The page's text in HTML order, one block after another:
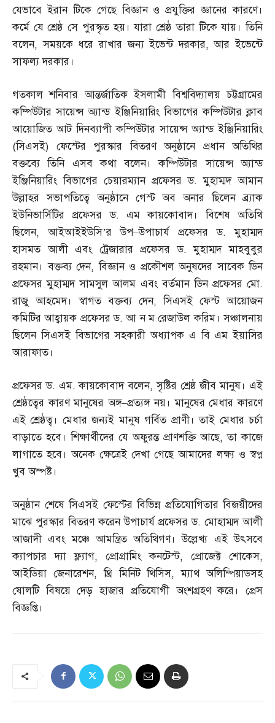
যেভাবে ইরান টিকে গেছে বিজ্ঞান ও প্রযুক্তির জ্ঞানের কারণে।
কর্মে যে শ্রেষ্ঠ সে পুরস্কৃত হয়। যারা শ্রেষ্ঠ তারা টিকে যায়। তিনি
বলেন,সময়কে ধরে রাখার জন্য ইভেন্ট দরকার,আর ইভেন্টে
সাফল্য দরকার।
গতকাল শনিবার আন্তর্জাতিক ইসলামী বিশ্ববিদ্যালয় চট্টগ্রামের
কম্পিউটার সায়েন্স অ্যান্ড ইঞ্জিনিয়ারিং বিভাগের কম্পিউটার ক্লাব
আয়োজিত আট দিনব্যাপী কম্পিউটার সায়েন্স অ্যান্ড ইঞ্জিনিয়ারিং
(সিএসই) ফেস্টের পুরস্কার বিতরণ অনুষ্ঠানে প্রধান অতিথির
বক্তব্যে তিনি এসব কথা বলেন। কম্পিউটার সায়েন্স অ্যান্ড
ইঞ্জিনিয়ারিং বিভাগের চেয়ারম্যান প্রফেসর ড.মুহাম্মদ আমান
উল্লাহর সভাপতিত্বে অনুষ্ঠানে গেস্ট অব অনার ছিলেন ব্র্যাক
ইউনিভার্সিটির প্রফেসর ড.এম কায়কোবাদ। বিশেষ অতিথি
ছিলেন,আইআইইউসি’র উপ–উপাচার্য প্রফেসর ড.মুহাম্মদ
হাসমত আলী এবং ট্রেজারার প্রফেসর ড.মুহাম্মদ মাহবুবুর
রহমান। বক্তব্য দেন,বিজ্ঞান ও প্রকৌশল অনুষদের সাবেক ডিন
প্রফেসর মুহাম্মদ সামসুল আলম এবং বর্তমান ডিন প্রফেসর মো.
রাজু আহমেদ। স্বাগত বক্তব্য দেন,সিএসই ফেস্ট আয়োজন
কমিটির আহ্বায়ক প্রফেসর ড.আ ন ম রেজাউল করিম। সঞ্চালনায়
ছিলেন সিএসই বিভাগের সহকারী অধ্যাপক এ বি এম ইয়াসির
আরাফাত।
প্রফেসর ড. এম.কায়কোবাদ বলেন,সৃষ্টির শ্রেষ্ঠ জীব মানুষ। এই
শ্রেষ্ঠত্বের কারণ মানুষের অঙ্গ–প্রত্যঙ্গ নয়। মানুষের মেধার কারণে
এই শ্রেষ্ঠত্ব। মেধার জন্যই মানুষ গর্বিত প্রাণী। তাই মেধার চর্চা
বাড়াতে হবে। শিক্ষার্থীদের যে অফুরন্ত প্রাণশক্তি আছে,তা কাজে
লাগাতে হবে। অনেক ক্ষেত্রেই দেখা গেছে আমাদের লক্ষ্য ও স্বপ্ন
খুব অস্পষ্ট।
অনুষ্ঠান শেষে সিএসই ফেস্টের বিভিন্ন প্রতিযোগিতার বিজয়ীদের
মাঝে পুরস্কার বিতরণ করেন উপাচার্য প্রফেসর ড.মোহাম্মদ আলী
আজাদী এবং মঞ্চে আমন্ত্রিত অতিথিগণ। উল্লেখ্য এই উৎসবে
ক্যাপচার দ্যা ফ্ল্যাগ, প্রোগ্রামিং কনটেস্ট, প্রোজেক্ট শোকেস,
আইডিয়া জেনারেশন,থ্রি মিনিট থিসিস,ম্যাথ অলিম্পিয়াডসহ
ষোলটি বিষয়ে দেড় হাজার প্রতিযোগী অংশগ্রহণ করে। প্রেস
বিজ্ঞপ্তি।